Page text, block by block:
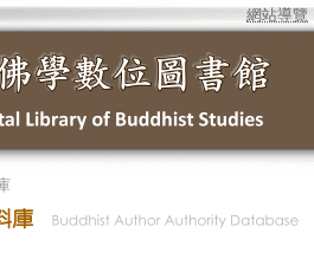
網站導覽